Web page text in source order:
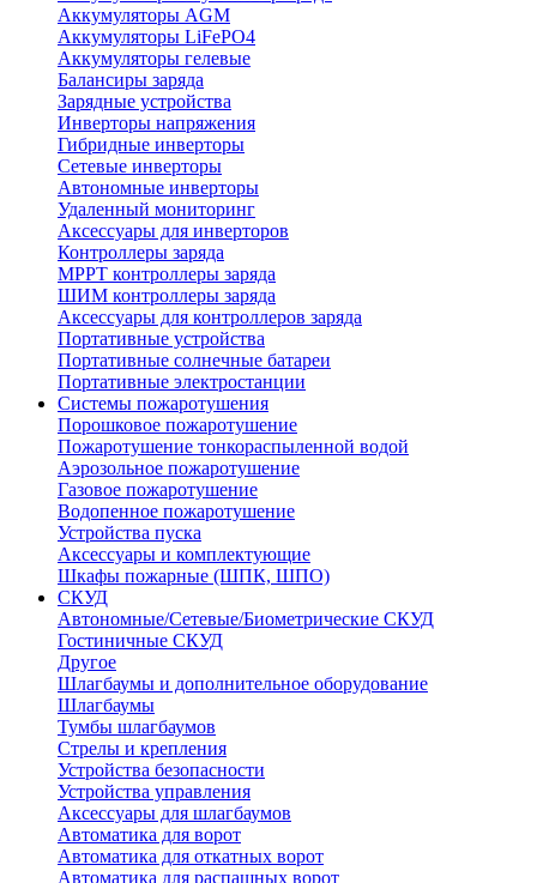
Аккумуляторы AGM
Аккумуляторы LiFePO4
Аккумуляторы гелевые
Балансиры заряда
Зарядные устройства
Инверторы напряжения
Гибридные инверторы
Сетевые инверторы
Автономные инверторы
Удаленный мониторинг
Аксессуары для инверторов
Контроллеры заряда
MPPT контроллеры заряда
ШИМ контроллеры заряда
Аксессуары для контроллеров заряда
Портативные устройства
Портативные солнечные батареи
Портативные электростанции
Системы пожаротушения
Порошковое пожаротушение
Пожаротушение тонкораспыленной водой
Аэрозольное пожаротушение
Газовое пожаротушение
Водопенное пожаротушение
Устройства пуска
Аксессуары и комплектующие
Шкафы пожарные (ШПК, ШПО)
СКУД
Автономные/Сетевые/Биометрические СКУД
Гостиничные СКУД
Другое
Шлагбаумы и дополнительное оборудование
Шлагбаумы
Тумбы шлагбаумов
Стрелы и крепления
Устройства безопасности
Устройства управления
Аксессуары для шлагбаумов
Автоматика для ворот
Автоматика для откатных ворот
Автоматика для распашных ворот